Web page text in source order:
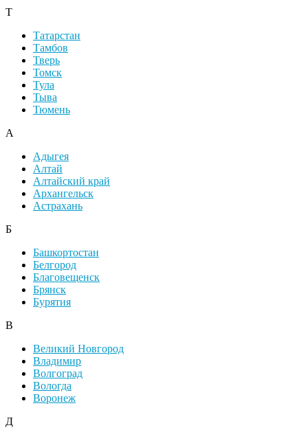
Т
Татарстан
Тамбов
Тверь
Томск
Тула
Тыва
Тюмень
А
Адыгея
Алтай
Алтайский край
Архангельск
Астрахань
Б
Башкортостан
Белгород
Благовещенск
Брянск
Бурятия
В
Великий Новгород
Владимир
Волгоград
Вологда
Воронеж
Д